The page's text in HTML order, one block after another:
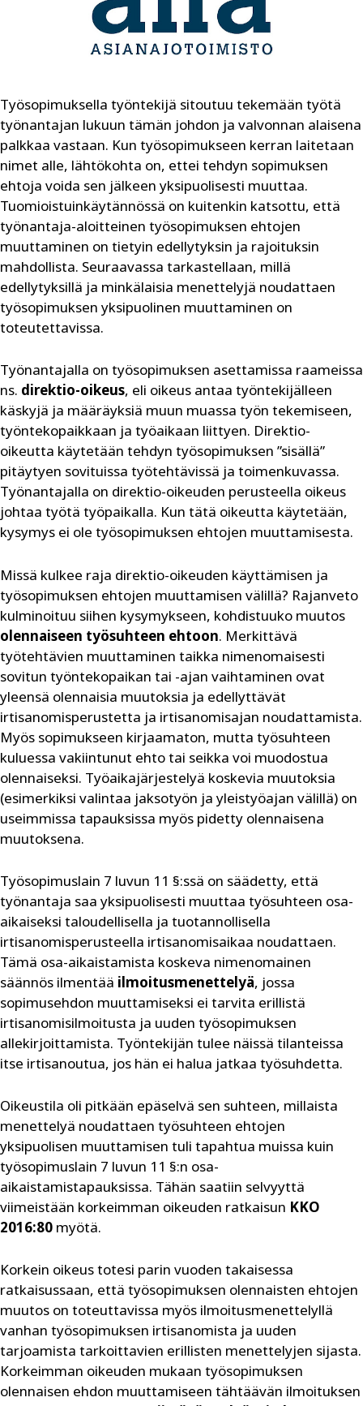
Työsopimuksella työntekijä sitoutuu tekemään työtä
työnantajan lukuun tämän johdon ja valvonnan alaisena
palkkaa vastaan. Kun työsopimukseen kerran laitetaan
nimet alle, lähtökohta on, ettei tehdyn sopimuksen
ehtoja voida sen jälkeen yksipuolisesti muuttaa.
Tuomioistuinkäytännössä on kuitenkin katsottu, että
työnantaja-aloitteinen työsopimuksen ehtojen
muuttaminen on tietyin edellytyksin ja rajoituksin
mahdollista. Seuraavassa tarkastellaan, millä
edellytyksillä ja minkälaisia menettelyjä noudattaen
työsopimuksen yksipuolinen muuttaminen on
toteutettavissa.
Työnantajalla on työsopimuksen asettamissa raameissa
ns. direktio-oikeus, eli oikeus antaa työntekijälleen
käskyjä ja määräyksiä muun muassa työn tekemiseen,
työntekopaikkaan ja työaikaan liittyen. Direktio-
oikeutta käytetään tehdyn työsopimuksen ”sisällä”
pitäytyen sovituissa työtehtävissä ja toimenkuvassa.
Työnantajalla on direktio-oikeuden perusteella oikeus
johtaa työtä työpaikalla. Kun tätä oikeutta käytetään,
kysymys ei ole työsopimuksen ehtojen muuttamisesta.
Missä kulkee raja direktio-oikeuden käyttämisen ja
työsopimuksen ehtojen muuttamisen välillä? Rajanveto
kulminoituu siihen kysymykseen, kohdistuuko muutos
olennaiseen työsuhteen ehtoon. Merkittävä
työtehtävien muuttaminen taikka nimenomaisesti
sovitun työntekopaikan tai -ajan vaihtaminen ovat
yleensä olennaisia muutoksia ja edellyttävät
irtisanomisperustetta ja irtisanomisajan noudattamista.
Myös sopimukseen kirjaamaton, mutta työsuhteen
kuluessa vakiintunut ehto tai seikka voi muodostua
olennaiseksi. Työaikajärjestelyä koskevia muutoksia
(esimerkiksi valintaa jaksotyön ja yleistyöajan välillä) on
useimmissa tapauksissa myös pidetty olennaisena
muutoksena.
Työsopimuslain 7 luvun 11 §:ssä on säädetty, että
työnantaja saa yksipuolisesti muuttaa työsuhteen osa-
aikaiseksi taloudellisella ja tuotannollisella
irtisanomisperusteella irtisanomisaikaa noudattaen.
Tämä osa-aikaistamista koskeva nimenomainen
säännös ilmentää ilmoitusmenettelyä, jossa
sopimusehdon muuttamiseksi ei tarvita erillistä
irtisanomisilmoitusta ja uuden työsopimuksen
allekirjoittamista. Työntekijän tulee näissä tilanteissa
itse irtisanoutua, jos hän ei halua jatkaa työsuhdetta.
Oikeustila oli pitkään epäselvä sen suhteen, millaista
menettelyä noudattaen työsuhteen ehtojen
yksipuolisen muuttamisen tuli tapahtua muissa kuin
työsopimuslain 7 luvun 11 §:n osa-
aikaistamistapauksissa. Tähän saatiin selvyyttä
viimeistään korkeimman oikeuden ratkaisun KKO
2016:80 myötä.
Korkein oikeus totesi parin vuoden takaisessa
ratkaisussaan, että työsopimuksen olennaisten ehtojen
muutos on toteuttavissa myös ilmoitusmenettelyllä
vanhan työsopimuksen irtisanomista ja uuden
tarjoamista tarkoittavien erillisten menettelyjen sijasta.
Korkeimman oikeuden mukaan työsopimuksen
olennaisen ehdon muuttamiseen tähtäävän ilmoituksen